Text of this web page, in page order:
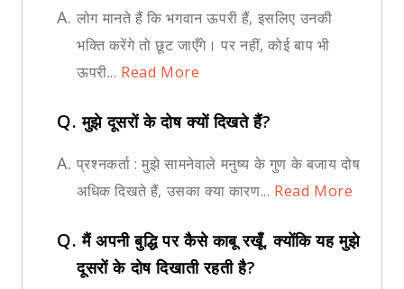
A. लोग मानते हैं कि भगवान ऊपरी हैं, इसलिए उनकी
भक्ति करेंगे तो छूट जाएँगे। पर नहीं, कोई बाप भी
ऊपरी... Read More
Q.मुझे दूसरों के दोष क्यों दिखते हैं?
A. प्रश्नकर्ता : मुझे सामनेवाले मनुष्य के गुण के बजाय दोष
अधिक दिखते हैं, उसका क्या कारण... Read More
Q.मैं अपनी बुद्धि पर कैसे काबू रखूँ, क्योंकि यह मुझे
दूसरों के दोष दिखाती रहती है?